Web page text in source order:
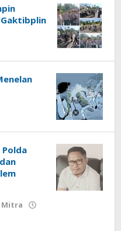
Polda
Mitra